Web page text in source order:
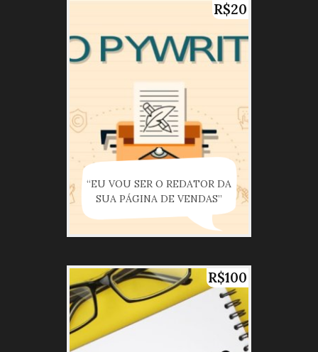
R$20
“EU VOU SER O REDATOR DA
SUA PÁGINA DE VENDAS”
R$100